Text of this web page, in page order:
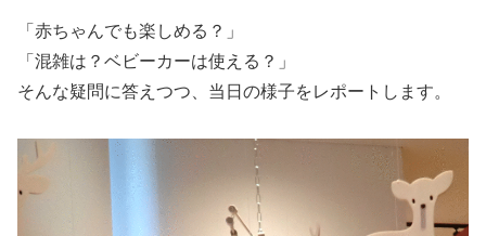
「赤ちゃんでも楽しめる？」
「混雑は？ベビーカーは使える？」
そんな疑問に答えつつ、当日の様子をレポートします。